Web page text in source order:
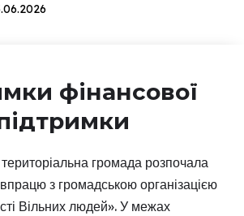
фінансової
громада розпочала
з громадською організацією
Вільних людей». У межах